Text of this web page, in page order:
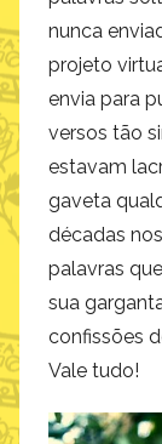
nunca
projeto
envia para
versos tão
estavam
gaveta
décadas
palavras
sua
confissões
Vale tudo!